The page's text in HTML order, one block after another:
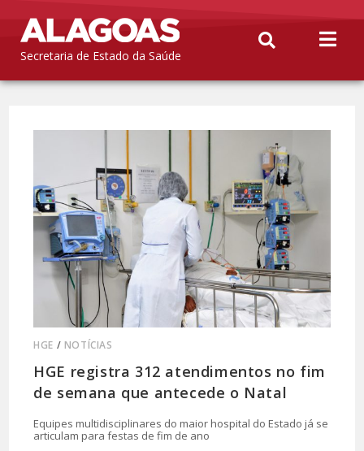
Secretaria de Estado da Saúde
HGE / NOTÍCIAS
HGE registra 312 atendimentos no fim
de semana que antecede o Natal
Equipes multidisciplinares do maior hospital do Estado já se
articulam para festas de fim de ano